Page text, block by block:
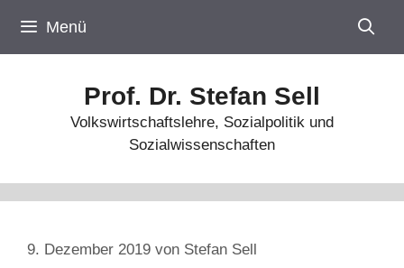
Inhalt
springen
Menü
Prof. Dr. Stefan Sell
Volkswirtschaftslehre, Sozialpolitik und
Sozialwissenschaften
9. Dezember 2019 von Stefan Sell